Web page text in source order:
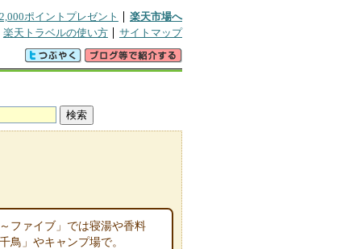
ポイントプレゼント
楽天市場へ
楽天トラベルの使い方 サイトマップ
ファイブ」では寝湯や香料
鳥」やキャンプ場で。